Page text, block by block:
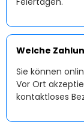
Welche
Sie können
Vor Ort
kontaktloses